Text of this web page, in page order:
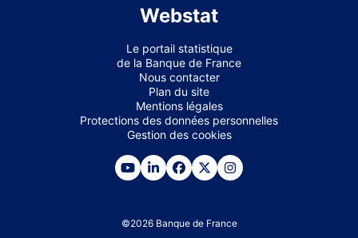
Webstat
Le portail statistique
de la Banque de France
Nous contacter
Plan du site
Mentions légales
Protections des données personnelles
Gestion des cookies
©2026 Banque de France